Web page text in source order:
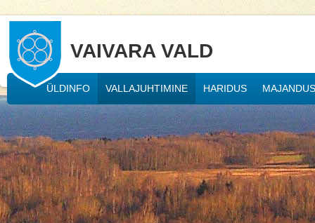
VAIVARA VALD
ÜLDINFO VALLAJUHTIMINE HARIDUS MAJANDUS